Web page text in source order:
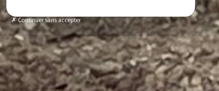
Continuer sans accepter